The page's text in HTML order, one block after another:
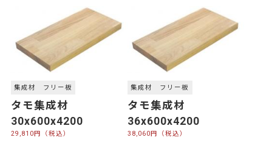
集成材 フリー板
タモ集成材
30x600x4200
29,810円（税込）
集成材 フリー板
タモ集成材
36x600x4200
38,060円（税込）